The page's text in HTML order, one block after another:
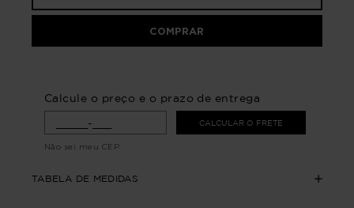
COMPRAR
Calcule o preço e o prazo de entrega
CALCULAR O FRETE
Não sei meu CEP
TABELA DE MEDIDAS